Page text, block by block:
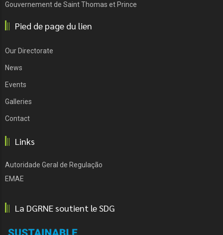
Gouvernement de Saint Thomas et Prince
Pied de page du lien
Our Directorate
News
Events
Galleries
Contact
Links
Autoridade Geral de Regulação
EMAE
La DGRNE soutient le SDG